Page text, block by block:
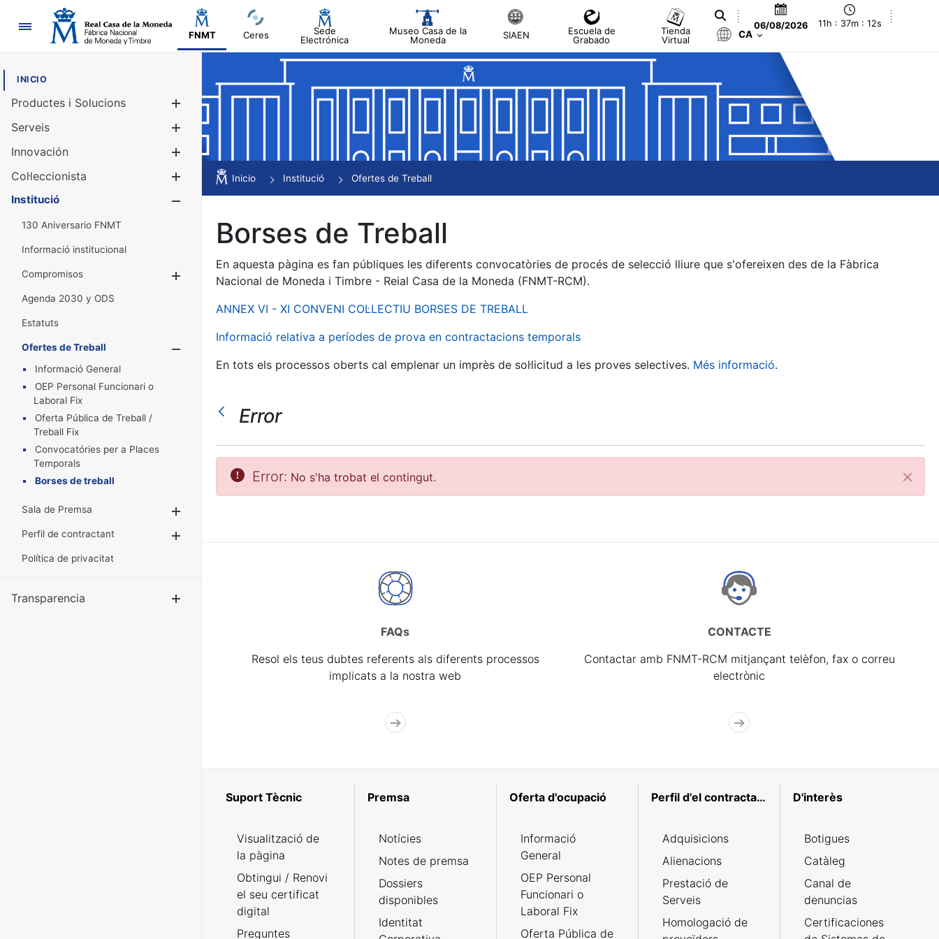
Navegació
FNMT Ceres
Sede
Electrónica
Museo Casa de la
Moneda
SIAEN
Escuela de
Grabado
Tienda
Virtual
06/08/2026 11h : 37m : 12s
CA
INICIO
Productes i Solucions
Mostra/Amaga
Serveis
Innovación
Col·leccionista
Mostra/Amaga
Institució
130 Aniversario FNMT
Informació institucional
Compromisos
Mostra/Amaga
Agenda 2030 y ODS
Estatuts
Ofertes de Treball
Informació General
OEP Personal Funcionari o
Laboral Fix
Oferta Pública de Treball /
Treball Fix
Convocatóries per a Places
Temporals
Borses de treball
Sala de Premsa
Perfil de contractant
Política de privacitat
Transparencia
Inicio Institució Ofertes de Treball
Borses de Treball
En aquesta pàgina es fan públiques les diferents convocatòries de procés de selecció lliure que s'ofereixen des de la Fàbrica
Nacional de Moneda i Timbre - Reial Casa de la Moneda (FNMT-RCM).
ANNEX VI - XI CONVENI COL·LECTIU BORSES DE TREBALL
Informació relativa a períodes de prova en contractacions temporals
En tots els processos oberts cal emplenar un imprès de sol·licitud a les proves selectives. Més informació.
Error
Tanca
Error: No s'ha trobat el contingut.
FAQs
Resol els teus dubtes referents als diferents processos
implicats a la nostra web
CONTACTE
Contactar amb FNMT-RCM mitjançant telèfon, fax o correu
electrònic
Suport Tècnic
Visualització de
la pàgina
Obtingui / Renovi
el seu certificat
digital
Preguntes
Premsa
Notícies
Notes de premsa
Dossiers
disponibles
Identitat
Oferta d'ocupació
Informació
General
OEP Personal
Funcionari o
Laboral Fix
Oferta Pública de
Perfil d'el contractant
Adquisicions
Alienacions
Prestació de
Serveis
Homologació de
D'interès
Botigues
Catàleg
Canal de
denuncias
Certificaciones